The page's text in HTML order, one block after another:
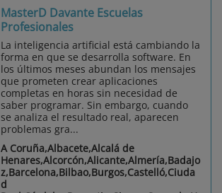
MasterD Davante Escuelas
Profesionales
La inteligencia artificial está cambiando la
forma en que se desarrolla software. En
los últimos meses abundan los mensajes
que prometen crear aplicaciones
completas en horas sin necesidad de
saber programar. Sin embargo, cuando
se analiza el resultado real, aparecen
problemas gra...
A Coruña,Albacete,Alcalá de
Henares,Alcorcón,Alicante,Almería,Badajo
z,Barcelona,Bilbao,Burgos,Castelló,Ciuda
d